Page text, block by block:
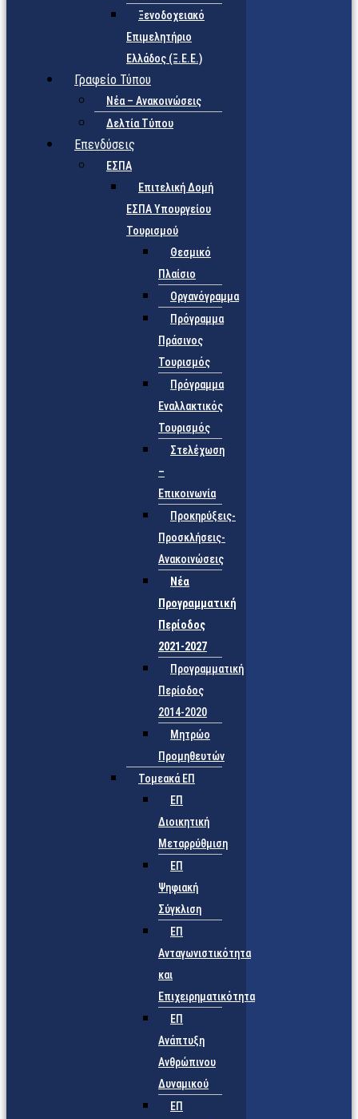
Ξενοδοχειακό
Επιμελητήριο
Ελλάδος (Ξ.Ε.Ε.)
Γραφείο Τύπου
Νέα – Ανακοινώσεις
Δελτία Τύπου
Επενδύσεις
ΕΣΠΑ
Επιτελική Δομή
ΕΣΠΑ Υπουργείου
Τουρισμού
Θεσμικό
Πλαίσιο
Οργανόγραμμα
Πρόγραμμα
Πράσινος
Τουρισμός
Πρόγραμμα
Εναλλακτικός
Τουρισμός
Στελέχωση
–
Επικοινωνία
Προκηρύξεις-
Προσκλήσεις-
Ανακοινώσεις
Νέα
Προγραμματική
Περίοδος
2021-2027
Προγραμματική
Περίοδος
2014-2020
Μητρώο
Προμηθευτών
Τομεακά ΕΠ
ΕΠ
Διοικητική
Μεταρρύθμιση
ΕΠ
Ψηφιακή
Σύγκλιση
ΕΠ
Ανταγωνιστικότητα
και
Επιχειρηματικότητα
ΕΠ
Ανάπτυξη
Ανθρώπινου
Δυναμικού
ΕΠ